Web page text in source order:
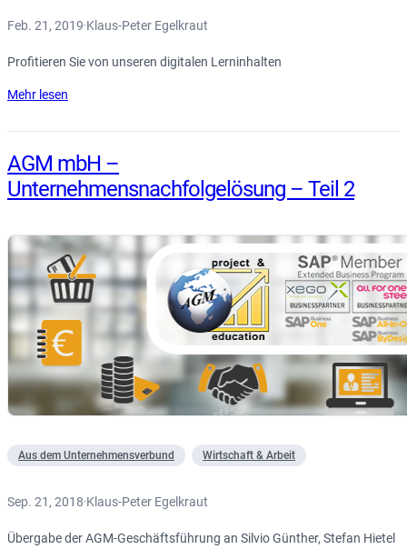
Feb. 21, 2019·Klaus-Peter Egelkraut
Profitieren Sie von unseren digitalen Lerninhalten
Mehr lesen
AGM mbH –
Unternehmensnachfolgelösung – Teil 2
Aus dem Unternehmensverbund Wirtschaft & Arbeit
Sep. 21, 2018·Klaus-Peter Egelkraut
Übergabe der AGM-Geschäftsführung an Silvio Günther, Stefan Hietel